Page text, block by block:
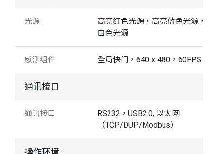
光源
高亮红色光源，高亮蓝色光源，高
白色光源
感测组件 全局快门，640 x 480，60FPS
通讯接口
通讯接口
RS232，USB2.0, 以太网
（TCP/DUP/Modbus）
操作环境